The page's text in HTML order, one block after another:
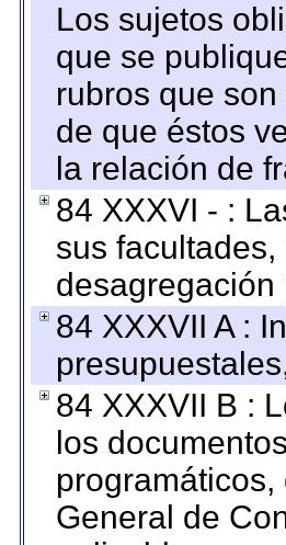
Los sujetos
que se
rubros que
de que éstos
la relación de
84 XXXVI - :
sus
desagregación
84 XXXVII A :
84 XXXVII B :
los
General de